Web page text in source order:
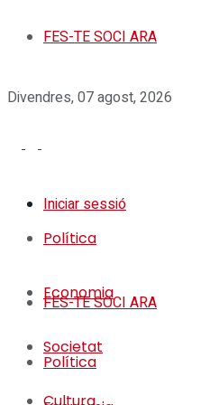
FES-TE SOCI ARA
Divendres, 07 agost, 2026
Iniciar sessió
Política
Economia
Societat
FES-TE SOCI ARA
Política